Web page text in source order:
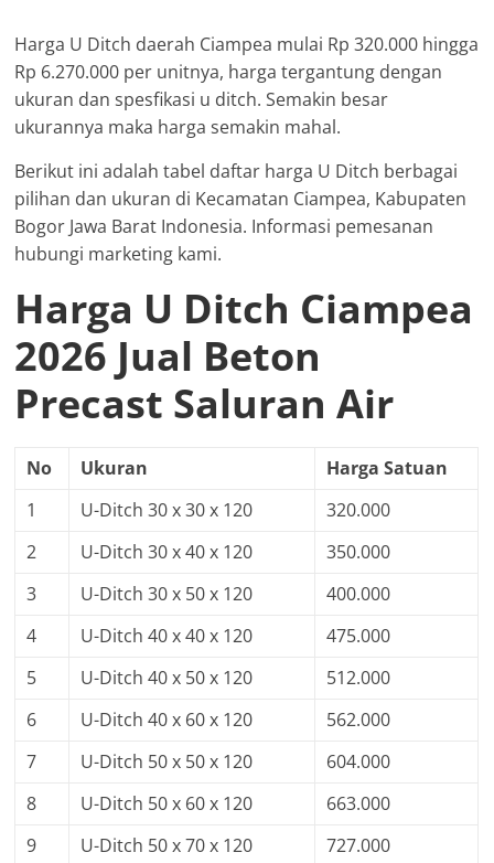
Harga U Ditch daerah Ciampea mulai Rp 320.000 hingga
Rp 6.270.000 per unitnya, harga tergantung dengan
ukuran dan spesfikasi u ditch. Semakin besar
ukurannya maka harga semakin mahal.
Berikut ini adalah tabel daftar harga U Ditch berbagai
pilihan dan ukuran di Kecamatan Ciampea, Kabupaten
Bogor Jawa Barat Indonesia. Informasi pemesanan
hubungi marketing kami.
Harga U Ditch Ciampea
2026 Jual Beton
Precast Saluran Air
No Ukuran
Harga Satuan
1
U-Ditch 30 x 30 x 120
320.000
2
U-Ditch 30 x 40 x 120
350.000
3
U-Ditch 30 x 50 x 120
400.000
4
U-Ditch 40 x 40 x 120
475.000
5
U-Ditch 40 x 50 x 120
512.000
6
U-Ditch 40 x 60 x 120
562.000
7
U-Ditch 50 x 50 x 120
604.000
8
U-Ditch 50 x 60 x 120
663.000
9
U-Ditch 50 x 70 x 120 727.000